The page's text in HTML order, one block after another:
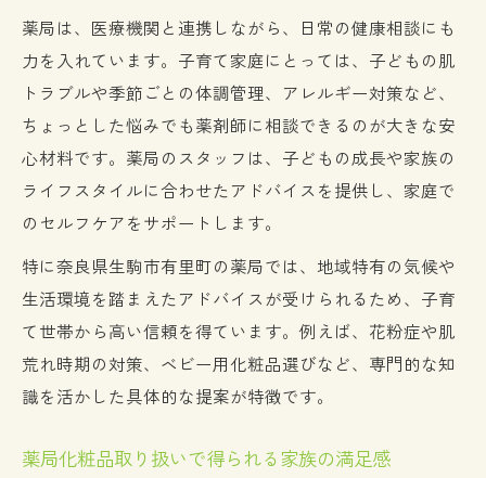
薬局は、医療機関と連携しながら、日常の健康相談にも
力を入れています。子育て家庭にとっては、子どもの肌
トラブルや季節ごとの体調管理、アレルギー対策など、
ちょっとした悩みでも薬剤師に相談できるのが大きな安
心材料です。薬局のスタッフは、子どもの成長や家族の
ライフスタイルに合わせたアドバイスを提供し、家庭で
のセルフケアをサポートします。
特に奈良県生駒市有里町の薬局では、地域特有の気候や
生活環境を踏まえたアドバイスが受けられるため、子育
て世帯から高い信頼を得ています。例えば、花粉症や肌
荒れ時期の対策、ベビー用化粧品選びなど、専門的な知
識を活かした具体的な提案が特徴です。
薬局化粧品取り扱いで得られる家族の満足感